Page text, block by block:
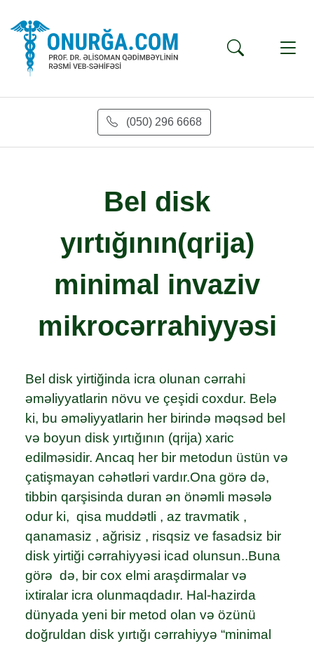
(050) 296 6668
Bel disk
yırtığının(qrija)
minimal invaziv
mikrocərrahiyyəsi
Bel disk yirtiğinda icra olunan cərrahi
əməliyyatlarin növu ve çeşidi coxdur. Belə
ki, bu əməliyyatlarin her birində məqsəd bel
və boyun disk yırtığının (qrija) xaric
edilməsidir. Ancaq her bir metodun üstün və
çatişmayan cəhətləri vardır.Ona görə də,
tibbin qarşisinda duran ən önəmli məsələ
odur ki, qisa muddətli , az travmatik ,
qanamasiz , ağrisiz , risqsiz ve fasadsiz bir
disk yirtiği cərrahiyyəsi icad olunsun..Buna
görə də, bir cox elmi araşdirmalar və
ixtiralar icra olunmaqdadır. Hal-hazirda
dünyada yeni bir metod olan və özünü
doğruldan disk yırtığı cərrahiyyə “minimal